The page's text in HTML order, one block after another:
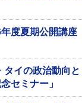
度夏期公開講座
タイの政治動向と
セミナー」